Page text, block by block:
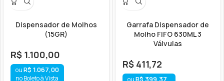
Dispensador de Molhos
(15GR)
R$ 1.100,00
R$ 1.067,00
no Boleto à Vista
Garrafa Dispensador de
Molho FIFO 630ML 3
Válvulas
R$411,72
R$ 399,37